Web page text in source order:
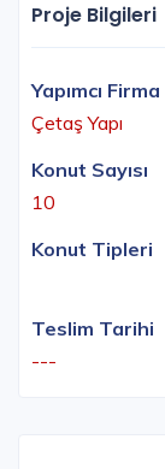
Proje Bilgileri
Yapımcı Firma
Çetaş Yapı
Konut Sayısı
10
Konut Tipleri
Teslim Tarihi
---